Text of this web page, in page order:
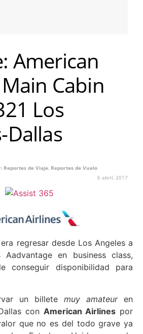
American
Cabin
Los
Dallas
Reportes de Viaje, Reportes de Vuelo
6 abril, 2017
regresar desde Los Angeles a
en business class,
conseguir disponibilidad para
un billete muy amateuren
con American Airlines por
que no es del todo grave ya